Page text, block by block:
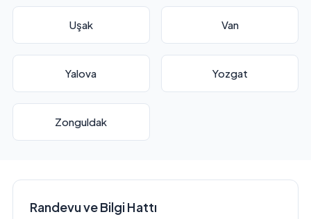
Uşak Van
Yalova Yozgat
Zonguldak
Randevu ve Bilgi Hattı